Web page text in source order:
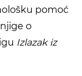
pomoć
o
Izlazak iz